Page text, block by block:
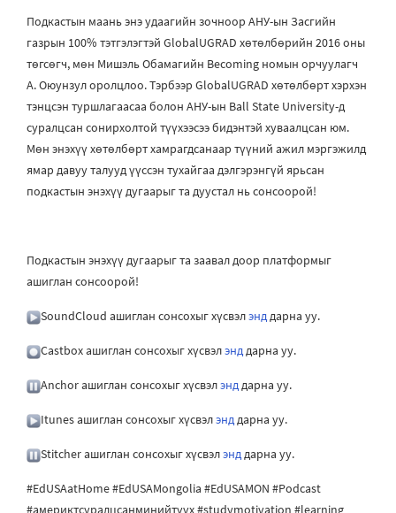
Подкастын маань энэ удаагийн зочноор АНУ-ын Засгийн
газрын 100% тэтгэлэгтэй GlobalUGRAD хөтөлбөрийн 2016 оны
төгсөгч, мөн Мишэль Обамагийн Becoming номын орчуулагч
А. Оюунзул оролцлоо. Тэрбээр GlobalUGRAD хөтөлбөрт хэрхэн
тэнцсэн туршлагаасаа болон АНУ-ын Ball State University-д
суралцсан сонирхолтой түүхээсээ бидэнтэй хуваалцсан юм.
Мөн энэхүү хөтөлбөрт хамрагдсанаар түүний ажил мэргэжилд
ямар давуу талууд үүссэн тухайгаа дэлгэрэнгүй ярьсан
подкастын энэхүү дугаарыг та дуустал нь сонсоорой!
Подкастын энэхүү дугаарыг та заавал доор платформыг
ашиглан сонсоорой!
SoundCloud ашиглан сонсохыг хүсвэлэнддарна уу.
Castbox ашиглан сонсохыг хүсвэлэнддарна уу.
Anchor ашиглан сонсохыг хүсвэлэнддарна уу.
Itunes ашиглан сонсохыг хүсвэлэнддарна уу.
Stitcher ашиглан сонсохыг хүсвэлэнддарна уу.
#EdUSAatHome #EdUSAMongolia #EdUSAMON #Podcast
#америктсуралцсанминийтүүх #studymotivation #learning